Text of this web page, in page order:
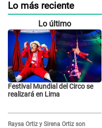
Lo más reciente
Lo último
Festival Mundial del Circo se
realizará en Lima
Raysa Ortiz y Sirena Ortiz son